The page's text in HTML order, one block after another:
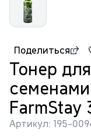
Поделиться
Тонер
FarmStay
Артикул: 195-